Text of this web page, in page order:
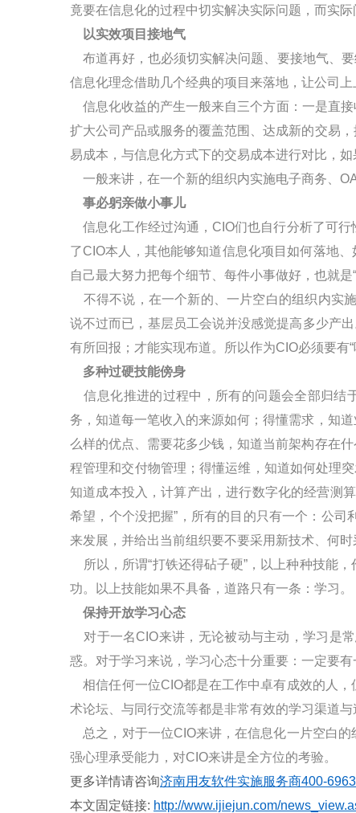
竟要在信息化的过程中切实解决实际问题，而实
以实效项目接地气
布道再好，也必须切实解决问题、要接地气、
信息化理念借助几个经典的项目来落地，让公司
信息化收益的产生一般来自三个方面：一是直
扩大公司产品或服务的覆盖范围、达成新的交易
易成本，与信息化方式下的交易成本进行对比，
一般来讲，在一个新的组织内实施电子商务、
事必躬亲做小事儿
信息化工作经过沟通， CIO们也自行分析了可行
了CIO本人，其他能够知道信息化项目如何落地
自己最大努力把每个细节、每件小事做好，也就是“
不得不说，在一个新的、一片空白的组织内实
说不过而已，基层员工会说并没感觉提高多少产出
有所回报；才能实现布道。所以作为CIO必须要有
多种过硬技能傍身
信息化推进的过程中，所有的问题会全部归结
务，知道每一笔收入的来源如何；得懂需求，知
么样的优点、需要花多少钱，知道当前架构存在
程管理和交付物管理；得懂运维，知道如何处理
知道成本投入，计算产出，进行数字化的经营测
希望，个个没把握”，所有的目的只有一个：公
来发展，并给出当前组织要不要采用新技术、何时
所以，所谓“打铁还得砧子硬”，以上种种技能，
功。以上技能如果不具备，道路只有一条：学习。
保持开放学习心态
对于一名CIO来讲，无论被动与主动，学习是
惑。对于学习来说，学习心态十分重要：一定要
相信任何一位CIO都是在工作中卓有成效的人
术论坛、与同行交流等都是非常有效的学习渠道与
总之，对于一位CIO来讲，在信息化一片空白
强心理承受能力，对CIO来讲是全方位的考验。
更多详情请咨询济南用友软件实施服务商400-
本文固定链接: http://www.ijiejun.com/